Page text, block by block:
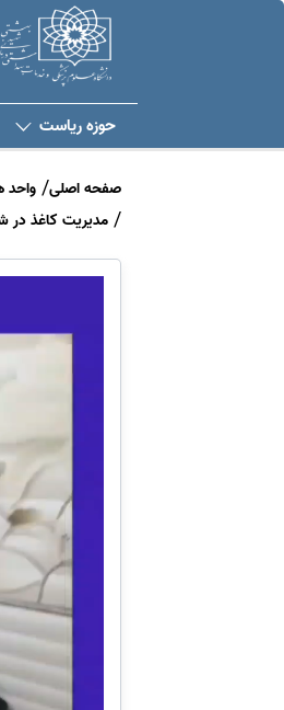
حوزه ریاست
صفحه اصلی
مدیریت کاغذ در